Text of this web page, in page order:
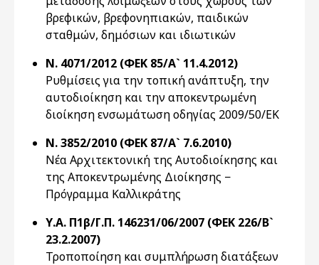
βρεφικών, βρεφονηπιακών, παιδικών
σταθμών, δημόσιων και ιδιωτικών
Ν. 4071/2012 (ΦΕΚ 85/Α` 11.4.2012)
Ρυθμίσεις για την τοπική ανάπτυξη, την
αυτοδιοίκηση και την αποκεντρωμένη
διοίκηση ενσωμάτωση οδηγίας 2009/50/ΕΚ
Ν. 3852/2010 (ΦΕΚ 87/Α` 7.6.2010)
Νέα Αρχιτεκτονική της Αυτοδιοίκησης και
της Αποκεντρωμένης Διοίκησης −
Πρόγραμμα Καλλικράτης
Υ.Α. Π1β/Γ.Π. 146231/06/2007 (ΦΕΚ 226/Β`
23.2.2007)
Τροποποίηση και συμπλήρωση διατάξεων